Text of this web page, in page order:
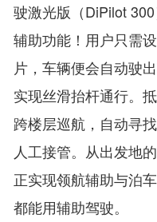
驶激光版（DiPilot
辅助功能！用户只需
片，车辆便会自动驶
实现丝滑抬杆通行。
跨楼层巡航，自动寻
人工接管。从出发地
正实现领航辅助与泊
都能用辅助驾驶。